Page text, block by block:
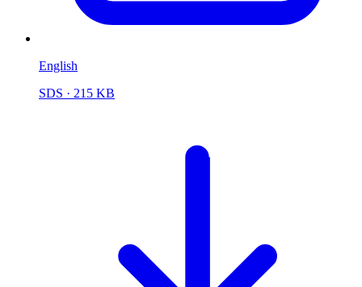
English
SDS · 215 KB